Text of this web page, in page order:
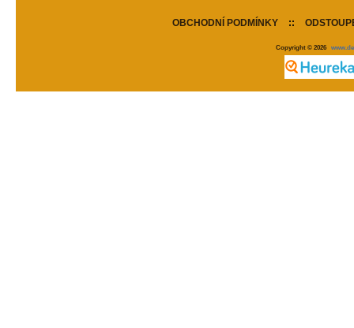
OBCHODNÍ PODMÍNKY ::
Copyright © 2026